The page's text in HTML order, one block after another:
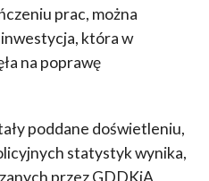
prac, można
która w
na poprawę
poddane doświetleniu,
statystyk wynika,
przez GDDKiA